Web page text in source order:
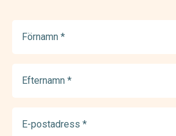
(Required)
(Required)
postadress